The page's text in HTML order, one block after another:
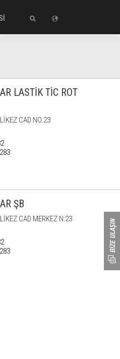
LASTİK TİC ROT
CAD NO.23
ŞB
CAD MERKEZ N:23